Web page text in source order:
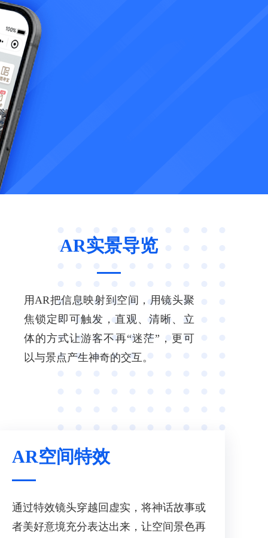
AR实景导览
用AR把信息映射到空间，用镜头聚
焦锁定即可触发，直观、清晰、立
体的方式让游客不再“迷茫”，更可
以与景点产生神奇的交互。
AR空间特效
通过特效镜头穿越回虚实，将神话故事或
者美好意境充分表达出来，让空间景色再